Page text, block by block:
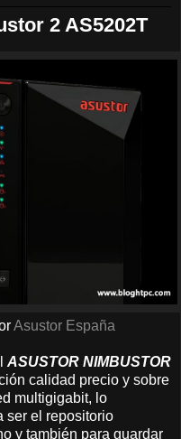
2 AS5202T
Asustor España
ASUSTOR NIMBUSTOR
calidad precio y sobre
multigigabit, lo
ser el repositorio
y también para guardar